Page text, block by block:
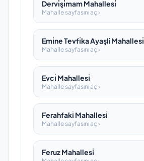
Dervi̇şi̇mam Mahallesi̇
Mahalle sayfasını aç ›
Emi̇ne Tevfi̇ka Ayaşli Mahallesi̇
Mahalle sayfasını aç ›
Evci̇ Mahallesi̇
Mahalle sayfasını aç ›
Ferahfaki̇ Mahallesi̇
Mahalle sayfasını aç ›
Feruz Mahallesi̇